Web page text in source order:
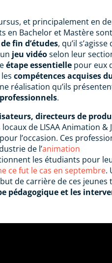
et principalement en
en Bachelor et Mastère
fin d’études, qu’il s’agisse
jeu vidéoselon leur
étape essentielle pour eux
compétences acquises
réalisation qu’ils
.
directeurs de
de LISAA Animation &
l’occasion. Ces
de l’animation
les étudiants pour
ce fut le cas en septembre.
de carrière de ces jeunes
pédagogique et les